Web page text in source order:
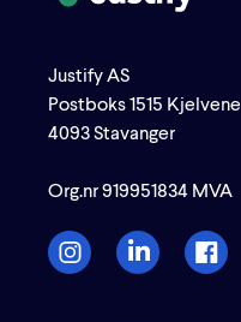
Justify AS
Postboks 1515 Kjelvene
4093 Stavanger
Org.nr 919951834 MVA